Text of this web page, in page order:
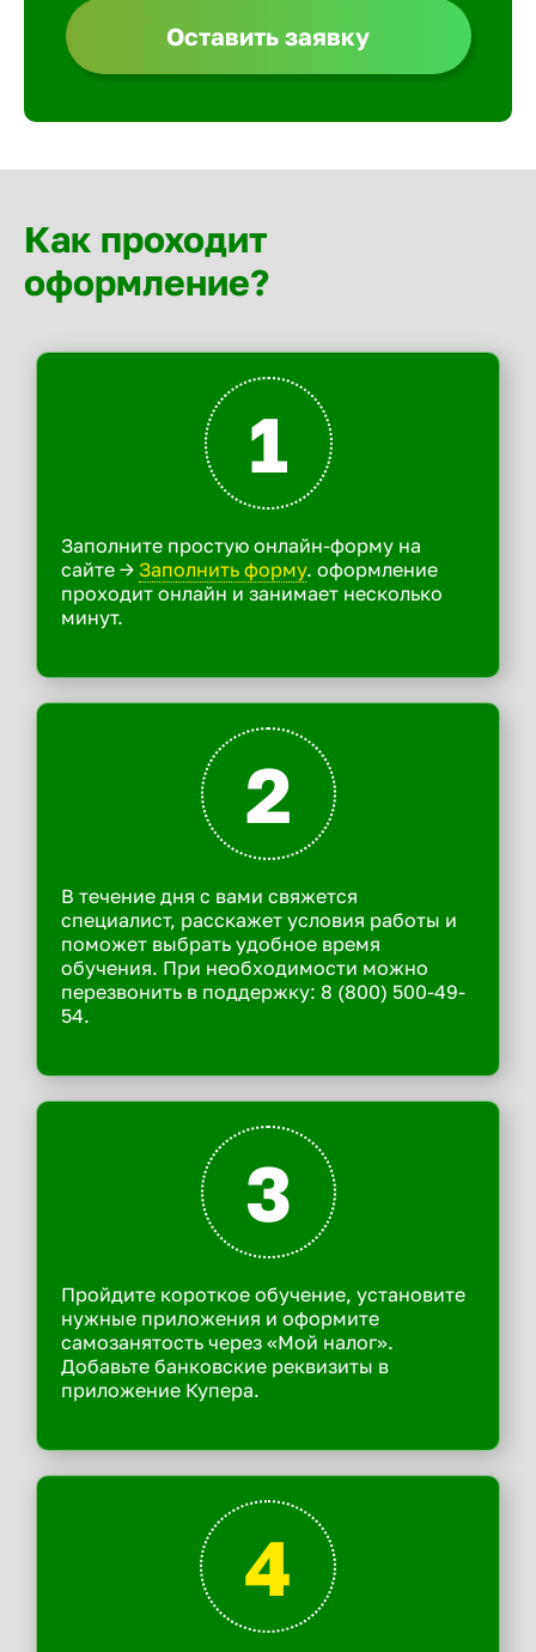
Оставить заявку
Как проходит
оформление?
1
Заполните простую онлайн-форму на
сайте -> Заполнить форму. оформление
проходит онлайн и занимает несколько
минут.
2
В течение дня с вами свяжется
специалист, расскажет условия работы и
поможет выбрать удобное время
обучения. При необходимости можно
перезвонить в поддержку: 8 (800) 500-49-
54.
3
Пройдите короткое обучение, установите
нужные приложения и оформите
самозанятость через «Мой налог».
Добавьте банковские реквизиты в
приложение Купера.
4